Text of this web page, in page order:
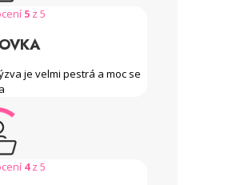
5 z 5
je velmi pestrá a moc se
4z 5